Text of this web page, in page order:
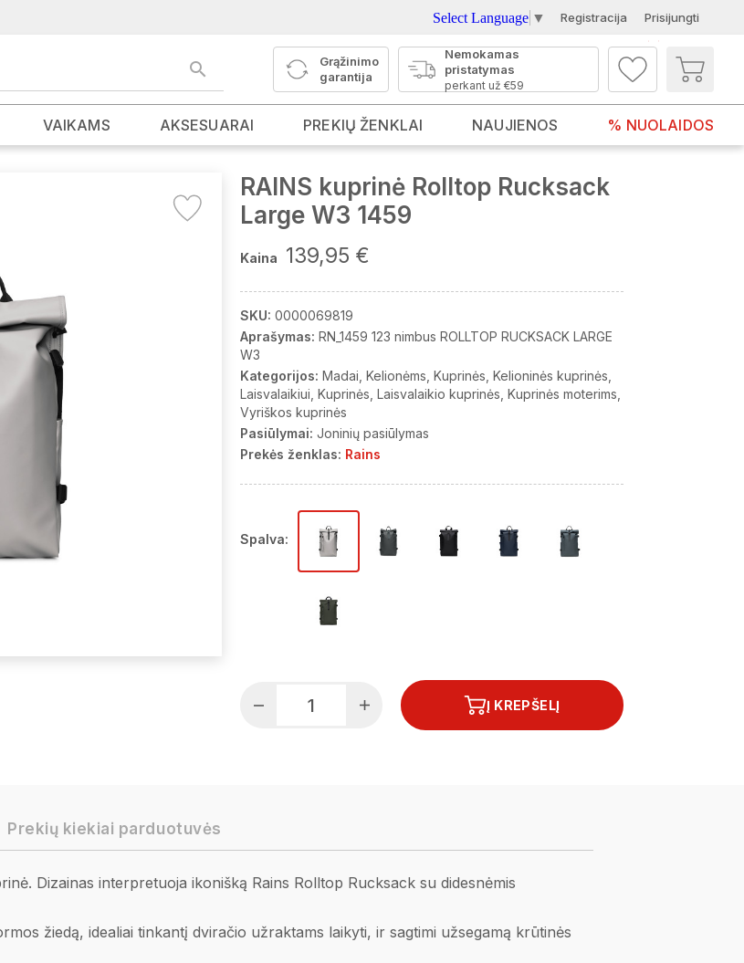
Select Language ▼ Registracija Prisijungti
Grąžinimo
garantija
Nemokamas
pristatymas
perkant už €59
VAIKAMS AKSESUARAI PREKIŲ ŽENKLAI NAUJIENOS % NUOLAIDOS
RAINS kuprinė Rolltop Rucksack
Large W3 1459
Kaina 139,95 €
SKU: 0000069819
Aprašymas: RN_1459 123 nimbus ROLLTOP RUCKSACK LARGE
W3
Kategorijos: Madai Kelionėms Kuprinės Kelioninės kuprinės
Laisvalaikiui Kuprinės Laisvalaikio kuprinės Kuprinės moterims
Vyriškos kuprinės
Pasiūlymai: Joninių pasiūlymas
Prekės ženklas: Rains
Spalva:
Į KREPŠELĮ
Prekių kiekiai parduotuvės
Dizainas interpretuoja ikonišką Rains Rolltop Rucksack su didesnėmis
žiedą, idealiai tinkantį dviračio užraktams laikyti, ir sagtimi užsegamą krūtinės